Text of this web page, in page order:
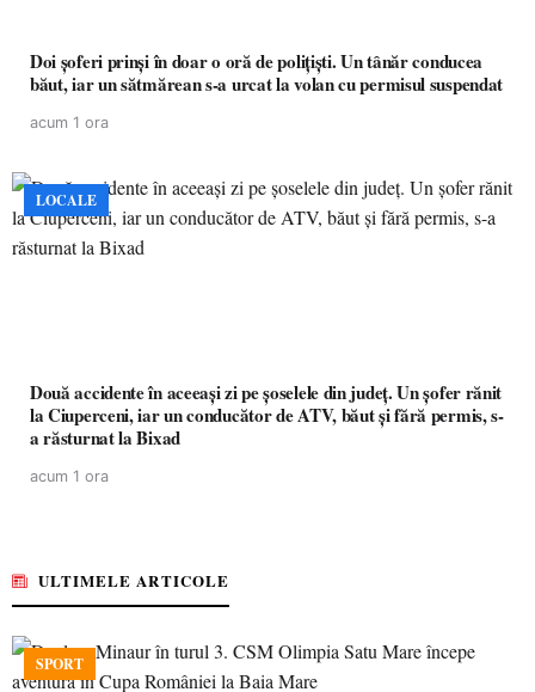
Doi șoferi prinși în doar o oră de polițiști. Un tânăr conducea
băut, iar un sătmărean s-a urcat la volan cu permisul suspendat
acum 1 ora
LOCALE
Două accidente în aceeași zi pe șoselele din județ. Un șofer rănit
la Ciuperceni, iar un conducător de ATV, băut și fără permis, s-
a răsturnat la Bixad
acum 1 ora
ULTIMELE ARTICOLE
SPORT